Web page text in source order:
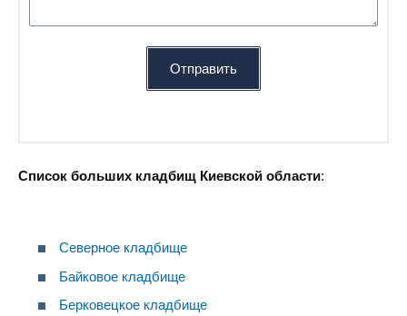
Отправить
Список больших кладбищ Киевской области:
Северное кладбище
Байковое кладбище
Берковецкое кладбище